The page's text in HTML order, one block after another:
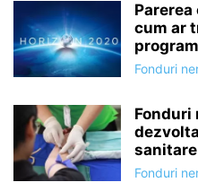
cum ar
Fonduri
Fonduri
sanitare
Fonduri